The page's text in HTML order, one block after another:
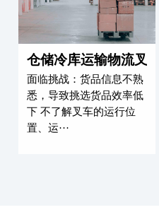
零售入库管理
面临挑战：每次入库操作
中，采购员需要人工核对
供应商送来的货物（规
格，数量···